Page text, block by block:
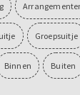
Groepsuitje
Binnen Buiten